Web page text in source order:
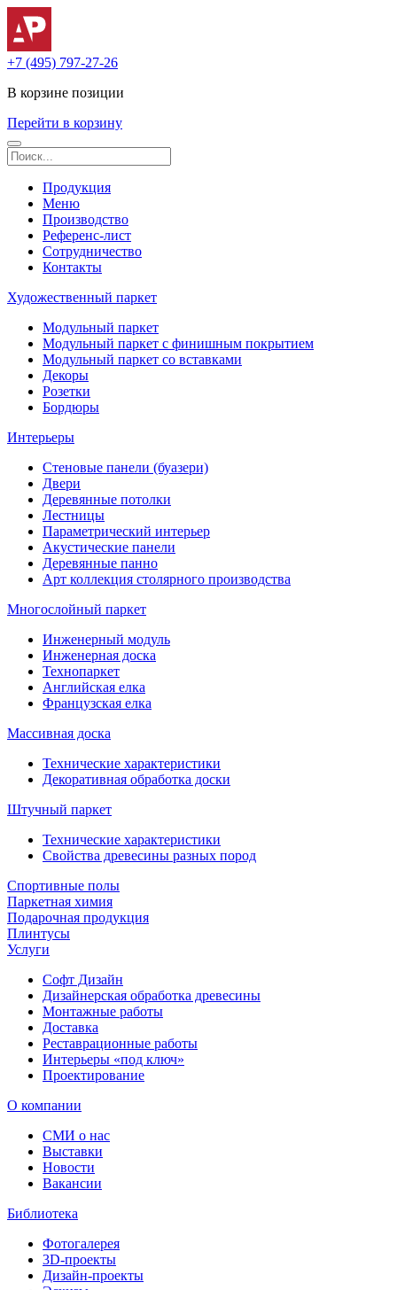
+7 (495) 797-27-26
В корзине позиции
Перейти в корзину
Продукция
Меню
Производство
Референс-лист
Сотрудничество
Контакты
Художественный паркет
Модульный паркет
Модульный паркет с финишным покрытием
Модульный паркет со вставками
Декоры
Розетки
Бордюры
Интерьеры
Стеновые панели (буазери)
Двери
Деревянные потолки
Лестницы
Параметрический интерьер
Акустические панели
Деревянные панно
Арт коллекция столярного производства
Многослойный паркет
Инженерный модуль
Инженерная доска
Технопаркет
Английская елка
Французская елка
Массивная доска
Технические характеристики
Декоративная обработка доски
Штучный паркет
Технические характеристики
Свойства древесины разных пород
Спортивные полы
Паркетная химия
Подарочная продукция
Плинтусы
Услуги
Софт Дизайн
Дизайнерская обработка древесины
Монтажные работы
Доставка
Реставрационные работы
Интерьеры «под ключ»
Проектирование
О компании
СМИ о нас
Выставки
Новости
Вакансии
Библиотека
Фотогалерея
3D-проекты
Дизайн-проекты